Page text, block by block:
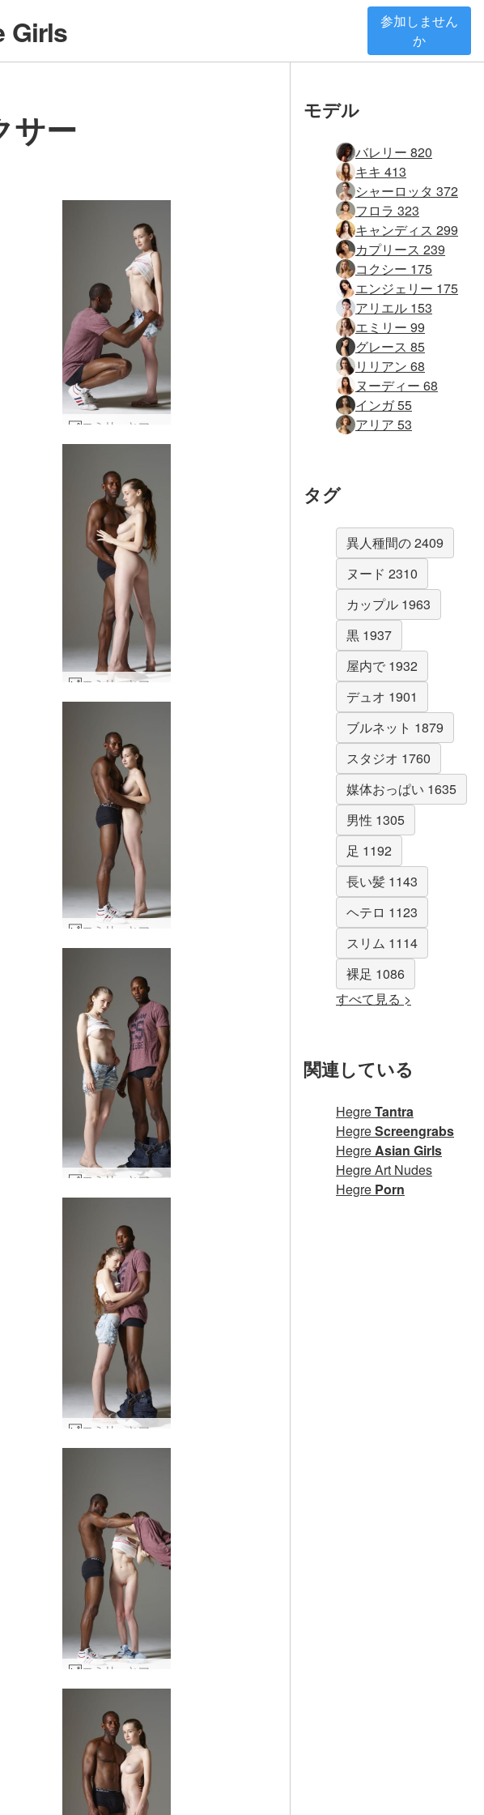
Girls
参加しません
か
サー
エミリーとマイクのストリートウェア #78
エミリーとマイクのストリートウェア #31
エミリーとマイクのストリートウェア #35
モデル
バレリー 820
キキ 413
シャーロッタ 372
フロラ 323
キャンディス 299
カプリース 239
コクシー 175
エンジェリー 175
アリエル 153
エミリー 99
グレース 85
リリアン 68
ヌーディー 68
インガ 55
アリア 53
タグ
異人種間の 2409
ヌード 2310
カップル 1963
黒 1937
屋内で 1932
デュオ 1901
ブルネット 1879
スタジオ 1760
媒体おっぱい 1635
男性 1305
足 1192
長い髪 1143
ヘテロ 1123
スリム 1114
裸足 1086
すべて見る >
関連している
HegreTantra
HegreScreengrabs
HegreAsian Girls
Hegre Art Nudes
Hegre Porn